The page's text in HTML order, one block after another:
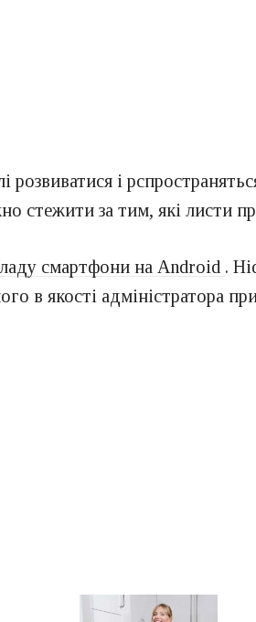
розвиватися і
стежити за тим, які листи
ладу смартфони на Android .
в якості адміністратора